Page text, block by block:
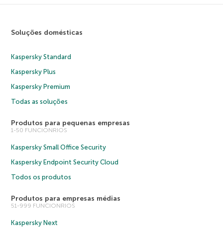
Soluções domésticas
Kaspersky Standard
Kaspersky Plus
Kaspersky Premium
Todas as soluções
Produtos para pequenas empresas
1-50 FUNCIONRIOS
Kaspersky Small Office Security
Kaspersky Endpoint Security Cloud
Todos os produtos
Produtos para empresas médias
51-999 FUNCIONRIOS
Kaspersky Next